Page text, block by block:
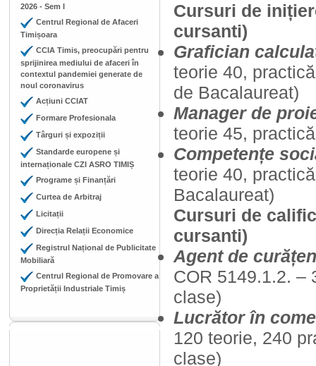
2026 - Sem I
Centrul Regional de Afaceri
Timișoara
CCIA Timis, preocupări pentru
sprijinirea mediului de afaceri în
contextul pandemiei generate de
noul coronavirus
Acțiuni CCIAT
Formare Profesionala
Târguri și expoziții
Standarde europene și
internaționale CZI ASRO TIMIȘ
Programe și Finanțări
Curtea de Arbitraj
Licitații
Direcția Relații Economice
Registrul Național de Publicitate
Mobiliară
Centrul Regional de Promovare a
Proprietății Industriale Timiș
Cursuri de
cursanti)
Grafician
teorie 40,
de Bacalaureat)
Manager de
teorie 45,
Competențe
teorie 40,
Bacalaureat)
Cursuri de
cursanti)
Agent de
COR 5149.1.2. –
clase)
Lucrător în
120 teorie, 240
clase)